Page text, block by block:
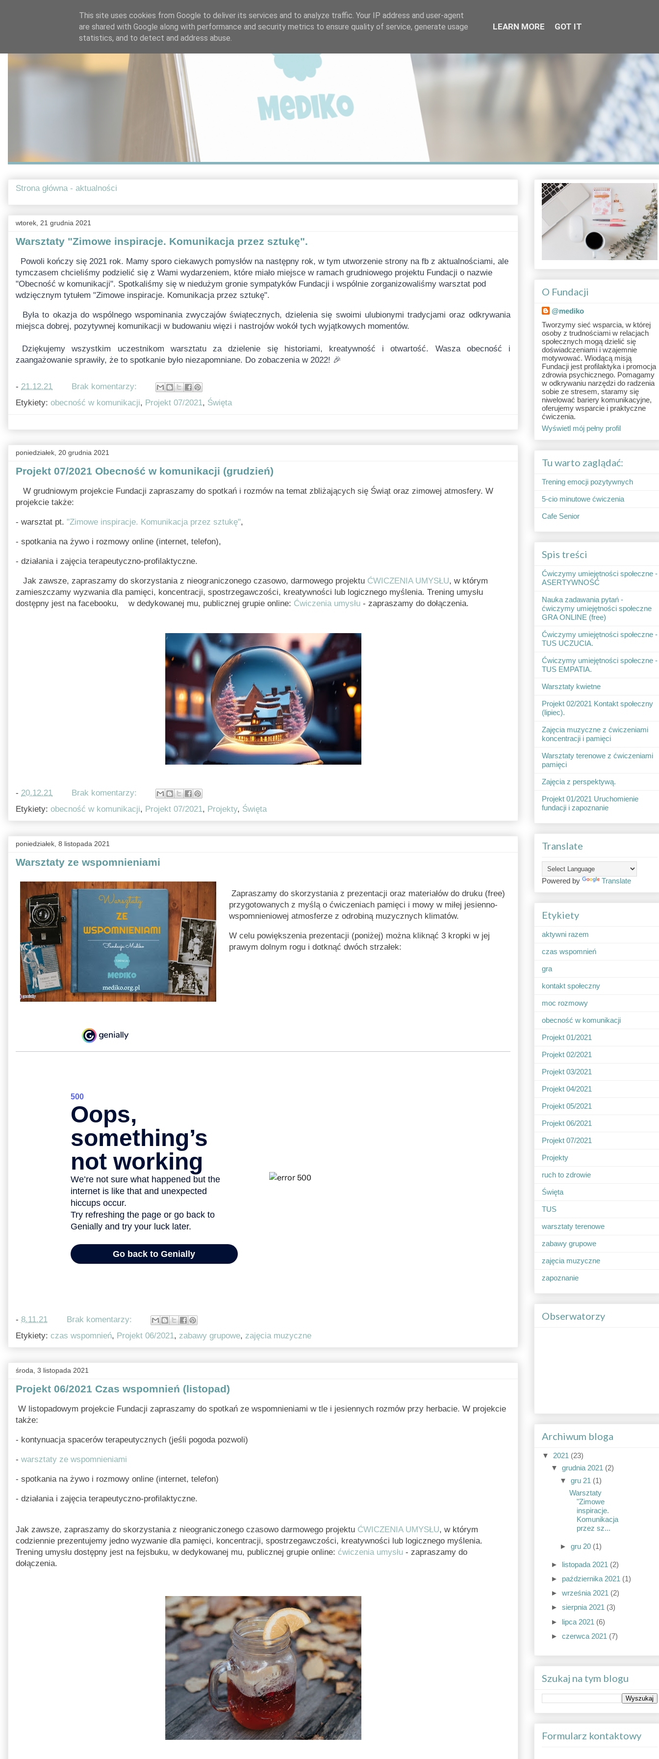
Strona główna - aktualności
wtorek, 21 grudnia 2021
Warsztaty "Zimowe inspiracje. Komunikacja przez sztukę".
Powoli kończy się 2021 rok. Mamy sporo ciekawych pomysłów na następny rok, w tym utworzenie strony na fb z aktualnościami, ale
tymczasem chcieliśmy podzielić się z Wami wydarzeniem, które miało miejsce w ramach grudniowego projektu Fundacji o nazwie
"Obecność w komunikacji". Spotkaliśmy się w niedużym gronie sympatyków Fundacji i wspólnie zorganizowaliśmy warsztat pod
wdzięcznym tytułem "Zimowe inspiracje. Komunikacja przez sztukę".
miejsca dobrej, pozytywnej komunikacji w budowaniu więzi i nastrojów wokół tych wyjątkowych momentów.
zaangażowanie sprawiły, że to spotkanie było niezapomniane. Do zobaczenia w 2022! 🎉
- 21.12.21
Brak komentarzy:
Etykiety: obecność w komunikacji, Projekt 07/2021, Święta
poniedziałek, 20 grudnia 2021
Projekt 07/2021 Obecność w komunikacji (grudzień)
W grudniowym projekcie Fundacji zapraszamy do spotkań i rozmów na temat zbliżających się Świąt oraz zimowej atmosfery. W
projekcie także:
- warsztat pt. "Zimowe inspiracje. Komunikacja przez sztukę",
- spotkania na żywo i rozmowy online (internet, telefon),
- działania i zajęcia terapeutyczno-profilaktyczne.
Jak zawsze, zapraszamy do skorzystania z nieograniczonego czasowo, darmowego projektu ĆWICZENIA UMYSŁU, w którym
zamieszczamy wyzwania dla pamięci, koncentracji, spostrzegawczości, kreatywności lub logicznego myślenia. Trening umysłu
dostępny jest na facebooku, w dedykowanej mu, publicznej grupie online: Ćwiczenia umysłu - zapraszamy do dołączenia.
- 20.12.21
Brak komentarzy:
Etykiety: obecność w komunikacji, Projekt 07/2021, Projekty, Święta
poniedziałek, 8 listopada 2021
Warsztaty ze wspomnieniami
Zapraszamy do skorzystania z prezentacji oraz materiałów do druku (free)
przygotowanych z myślą o ćwiczeniach pamięci i mowy w miłej jesienno-
wspomnieniowej atmosferze z odrobiną muzycznych klimatów.
W celu powiększenia prezentacji (poniżej) można kliknąć 3 kropki w jej
prawym dolnym rogu i dotknąć dwóch strzałek:
- 8.11.21
Brak komentarzy:
Etykiety: czas wspomnień, Projekt 06/2021, zabawy grupowe, zajęcia muzyczne
środa, 3 listopada 2021
Projekt 06/2021 Czas wspomnień (listopad)
W listopadowym projekcie Fundacji zapraszamy do spotkań ze wspomnieniami w tle i jesiennych rozmów przy herbacie. W projekcie
także:
- kontynuacja spacerów terapeutycznych (jeśli pogoda pozwoli)
- warsztaty ze wspomnieniami
- spotkania na żywo i rozmowy online (internet, telefon)
- działania i zajęcia terapeutyczno-profilaktyczne.
Jak zawsze, zapraszamy do skorzystania z nieograniczonego czasowo darmowego projektu ĆWICZENIA UMYSŁU, w którym
codziennie prezentujemy jedno wyzwanie dla pamięci, koncentracji, spostrzegawczości, kreatywności lub logicznego myślenia.
Trening umysłu dostępny jest na fejsbuku, w dedykowanej mu, publicznej grupie online: ćwiczenia umysłu - zapraszamy do
dołączenia.
O Fundacji
@mediko
Tworzymy sieć wsparcia, w której
osoby z trudnościami w relacjach
społecznych mogą dzielić się
doświadczeniami i wzajemnie
motywować. Wiodącą misją
Fundacji jest profilaktyka i promocja
zdrowia psychicznego. Pomagamy
w odkrywaniu narzędzi do radzenia
sobie ze stresem, staramy się
niwelować bariery komunikacyjne,
oferujemy wsparcie i praktyczne
ćwiczenia.
Wyświetl mój pełny profil
Tu warto zaglądać:
Trening emocji pozytywnych
5-cio minutowe ćwiczenia
Cafe Senior
Spis treści
Ćwiczymy umiejętności społeczne -
ASERTYWNOŚĆ
Nauka zadawania pytań -
ćwiczymy umiejętności społeczne
GRA ONLINE (free)
Ćwiczymy umiejętności społeczne -
TUS UCZUCIA.
Ćwiczymy umiejętności społeczne -
TUS EMPATIA.
Warsztaty kwietne
Projekt 02/2021 Kontakt społeczny
(lipiec).
Zajęcia muzyczne z ćwiczeniami
koncentracji i pamięci
Warsztaty terenowe z ćwiczeniami
pamięci
Zajęcia z perspektywą.
Projekt 01/2021 Uruchomienie
fundacji i zapoznanie
Translate
Powered by Translate
Etykiety
aktywni razem
czas wspomnień
gra
kontakt społeczny
moc rozmowy
obecność w komunikacji
Projekt 01/2021
Projekt 02/2021
Projekt 03/2021
Projekt 04/2021
Projekt 05/2021
Projekt 06/2021
Projekt 07/2021
Projekty
ruch to zdrowie
Święta
TUS
warsztaty terenowe
zabawy grupowe
zajęcia muzyczne
zapoznanie
Obserwatorzy
Archiwum bloga
▼ 2021 (23)
▼ grudnia 2021 (2)
▼ gru 21 (1)
Warsztaty
"Zimowe
inspiracje.
Komunikacja
przez sz...
► gru 20 (1)
► listopada 2021 (2)
► października 2021 (1)
► września 2021 (2)
► sierpnia 2021 (3)
► lipca 2021 (6)
► czerwca 2021 (7)
Szukaj na tym blogu
Formularz kontaktowy
This site uses cookies from Google to deliver its services and to analyze traffic. Your IP address and user-agent
are shared with Google along with performance and security metrics to ensure quality of service, generate usage
statistics, and to detect and address abuse.
LEARN MORE GOT IT